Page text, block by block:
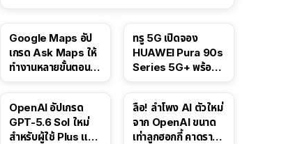
Google Maps อัป
เกรด Ask Maps ให้
ทำงานหลายขั้นตอนได้
สาธารณะ
ทรู 5G เปิดจอง
HUAWEI Pura 90s
Series 5G+ พร้อม
OpenAI อัปเกรด
GPT-5.6 Sol ใหม่
สำหรับผู้ใช้ Plus และ
ลือ! ลำโพง AI ตัวใหม่
จาก OpenAI ขนาด
เท่าลูกฮอกกี้ คาดราคา